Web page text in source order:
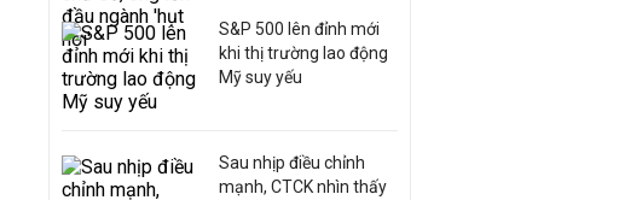
S&P 500 lên đỉnh mới
khi thị trường lao động
Mỹ suy yếu
Sau nhịp điều chỉnh
mạnh, CTCK nhìn thấy